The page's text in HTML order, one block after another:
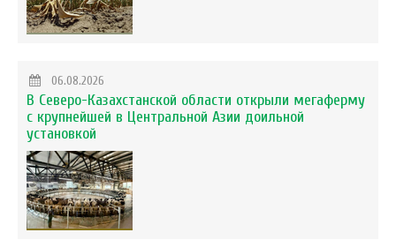
06.08.2026
В Северо-Казахстанской области открыли мегаферму
с крупнейшей в Центральной Азии доильной
установкой